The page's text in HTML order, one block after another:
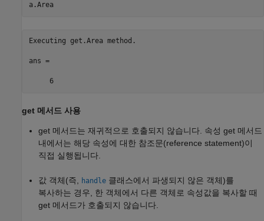
a.Area
Executing get.Area method.
ans =
     6
get 메서드 사용
get 메서드는 재귀적으로 호출되지 않습니다. 속성 get 메서드
내에서는 해당 속성에 대한 참조문(reference statement)이
직접 실행됩니다.
값 객체(즉, handle 클래스에서 파생되지 않은 객체)를
복사하는 경우, 한 객체에서 다른 객체로 속성값을 복사할 때
get 메서드가 호출되지 않습니다.